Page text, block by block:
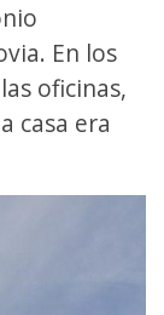
En los
oficinas,
casa era